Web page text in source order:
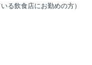
る飲食店にお勤めの方）